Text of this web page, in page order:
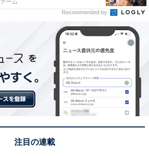
ムロツヨシ (@murotsuyoshi0123)
映画やドラマだけでなく、バラエテ
ーム
Recommended by
注目の連載